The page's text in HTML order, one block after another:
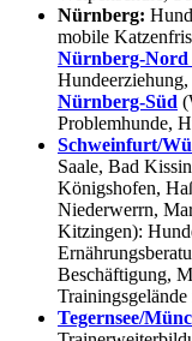
Nürnberg:
mobile
Nürnberg-Nord
Nürnberg-Süd
Problemhunde,
Schweinfurt/
Saale, Bad
Königshofen,
Niederwerrn,
Kitzingen):
Beschäftigung,
Tegernsee/